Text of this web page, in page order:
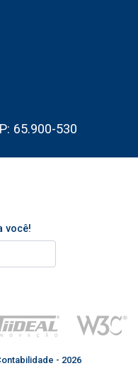
65.900-530
você!
- 2026